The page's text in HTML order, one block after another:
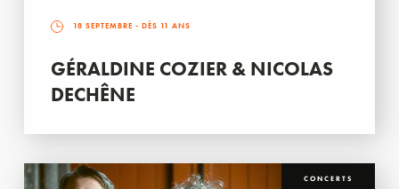
18 SEPTEMBRE - DÈS 11 ANS
GÉRALDINE COZIER & NICOLAS
DECHÊNE
CONCERTS